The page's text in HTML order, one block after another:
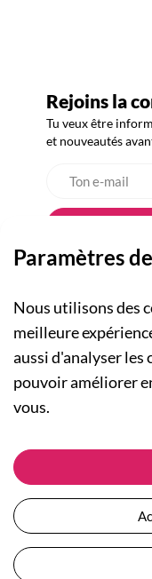
Rejoins la
Tu veux être
et nouveautés
A PROPOS
Qui
Actualités
Nos
Plan du site
Devenir
NOS
Collection
Collection
Les Totebags
Nos
Suivre ma
Expédition
Retour et
Moyens de
Conditions générales de
Paramètres
Nous utilisons des
meilleure
aussi d'analyser
pouvoir améliorer
vous.